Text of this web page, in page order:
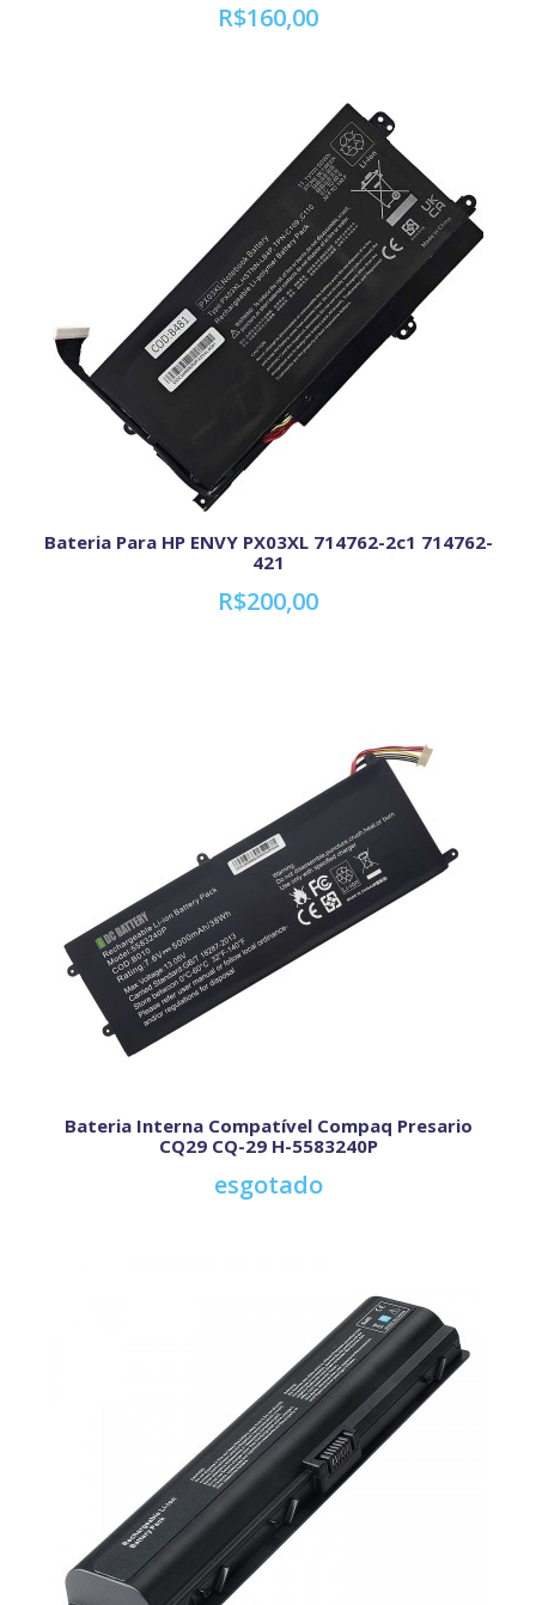
R$160,00
Bateria Para HP ENVY PX03XL 714762-2c1 714762-
421
R$200,00
Bateria Interna Compatível Compaq Presario
CQ29 CQ-29 H-5583240P
esgotado